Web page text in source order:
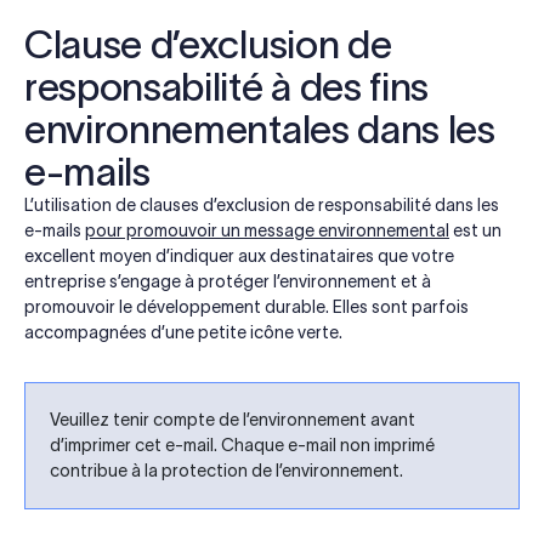
Clause d’exclusion de
responsabilité à des fins
environnementales dans les
e-mails
L’utilisation de clauses d’exclusion de responsabilité dans les
e-mails pour promouvoir un message environnemental est un
excellent moyen d’indiquer aux destinataires que votre
entreprise s’engage à protéger l’environnement et à
promouvoir le développement durable. Elles sont parfois
accompagnées d’une petite icône verte.
Veuillez tenir compte de l’environnement avant
d’imprimer cet e-mail. Chaque e-mail non imprimé
contribue à la protection de l’environnement.